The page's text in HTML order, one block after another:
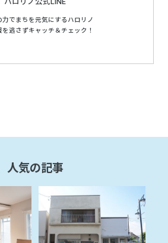
力でまちを元気にするハロリノ
を逃さずキャッチ＆チェック！
人気の記事